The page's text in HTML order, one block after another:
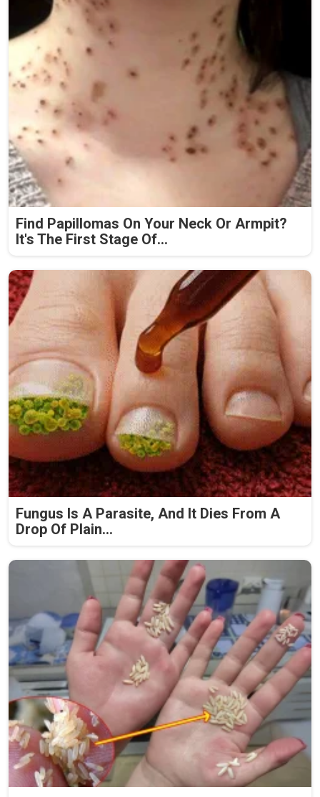
Find Papillomas On Your Neck Or Armpit?
It's The First Stage Of...
Fungus Is A Parasite, And It Dies From A
Drop Of Plain...